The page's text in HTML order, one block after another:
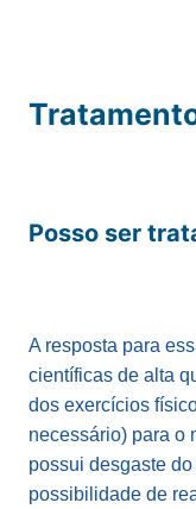
Posso ser
A resposta para
científicas de alta
dos exercícios
necessário) para o
possui desgaste
possibilidade de